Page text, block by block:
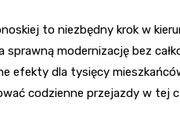
to niezbędny krok w
modernizację bez
efekty dla tysięcy
codzienne przejazdy w tej